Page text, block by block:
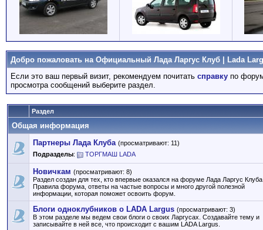
Добро пожаловать на Официальный Лада Ларгус Клуб | Lada
Если это ваш первый визит, рекомендуем почитать справку по
просмотра сообщений выберите раздел.
Раздел
Общая информация
Партнеры Лада Клуба (просматривают: 11)
Подразделы: ТОРГМАШ LADA
Новичкам (просматривают: 8)
Раздел создан для тех, кто впервые оказался на форуме Лада Ларгус
Правила форума, ответы на частые вопросы и много другой полезной
информации, которая поможет освоить форум.
Блоги одноклубников о LADA Largus (просматривают: 3)
В этом разделе мы ведем свои блоги о своих Ларгусах. Создавайте тему и
записывайте в ней все, что происходит с вашим LADA Largus.